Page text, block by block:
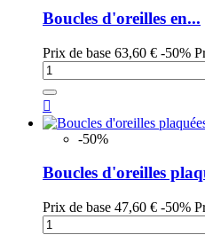
Boucles d'oreilles en...
Prix de base 63,60 € -50%

-50%
Boucles d'oreilles
Prix de base 47,60 € -50%